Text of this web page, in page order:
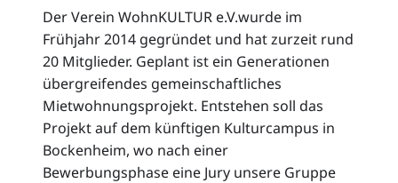
Der Verein WohnKULTUR e.V.wurde im
Frühjahr 2014 gegründet und hat zurzeit rund
20 Mitglieder. Geplant ist ein Generationen
übergreifendes gemeinschaftliches
Mietwohnungsprojekt. Entstehen soll das
Projekt auf dem künftigen Kulturcampus in
Bockenheim, wo nach einer
Bewerbungsphase eine Jury unsere Gruppe